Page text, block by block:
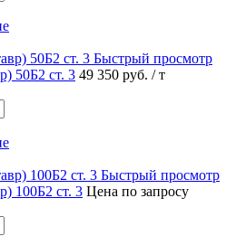
Быстрый просмотр
50Б2 ст. 3 49 350 руб. / т
Быстрый просмотр
100Б2 ст. 3 Цена по запросу